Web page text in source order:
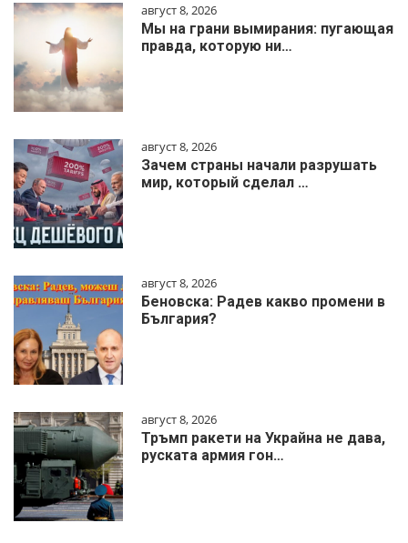
август 8, 2026
Мы на грани вымирания: пугающая
правда, которую ни…
август 8, 2026
Зачем страны начали разрушать
мир, который сделал …
август 8, 2026
Беновска: Радев какво промени в
България?
август 8, 2026
Тръмп ракети на Украйна не дава,
руската армия гон…